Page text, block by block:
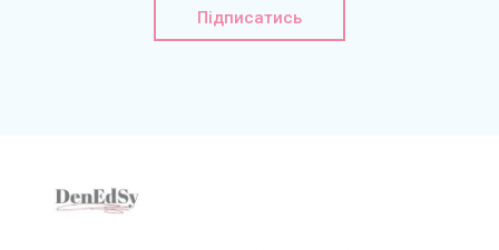
Підписатись